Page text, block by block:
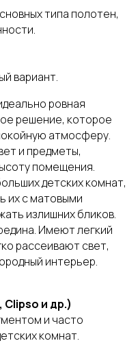
типа полотен,
вариант.
ровная
решение, которое
атмосферу.
и предметы,
помещения.
детских комнат,
их с матовыми
излишних бликов.
Имеют легкий
рассеивают свет,
интерьер.
и др.)
и часто
комнат.